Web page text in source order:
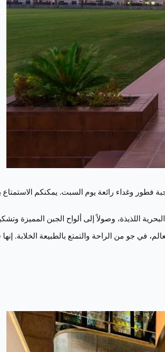
فطور وغداء رائعة يوم السبت. يمكنكم
اللذيذة، وصولاً إلى ألواح الجبن المميزة
في جو من الراحة والتمتع بالطبيعة الخلابة.